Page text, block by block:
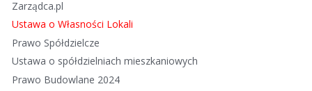
Zarządca.pl
Ustawa o Własności Lokali
Prawo Spółdzielcze
Ustawa o spółdzielniach mieszkaniowych
Prawo Budowlane 2024